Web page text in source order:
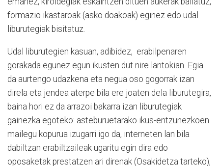
formazio ikastaroak (asko doakoak) eginez edo udal
liburutegiak bisitatuz.
Udal liburutegien kasuan, adibidez, erabilpenaren
gorakada egunez egun ikusten dut nire lantokian. Egia
da aurtengo udazkena eta negua oso gogorrak izan
direla eta jendea aterpe bila ere joaten dela liburutegira,
baina hori ez da arrazoi bakarra izan liburutegiak
gainezka egoteko: asteburuetarako ikus-entzunezkoen
mailegu kopurua izugarri igo da, interneten lan bila
dabiltzan erabiltzaileak ugaritu egin dira edo
oposaketak prestatzen ari direnak (Osakidetza tarteko),